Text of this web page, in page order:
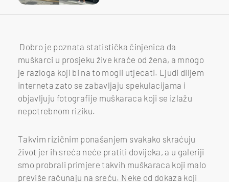
Dobro je poznata statistička činjenica da
muškarci u prosjeku žive kraće od žena, a mnogo
je razloga koji bi na to mogli utjecati. Ljudi diljem
interneta zato se zabavljaju spekulacijama i
objavljuju fotografije muškaraca koji se izlažu
nepotrebnom riziku.
Takvim rizičnim ponašanjem svakako skraćuju
život jer ih sreća neće pratiti dovijeka, a u galeriji
smo probrali primjere takvih muškaraca koji malo
previše računaju na sreću. Neke od dokaza koji